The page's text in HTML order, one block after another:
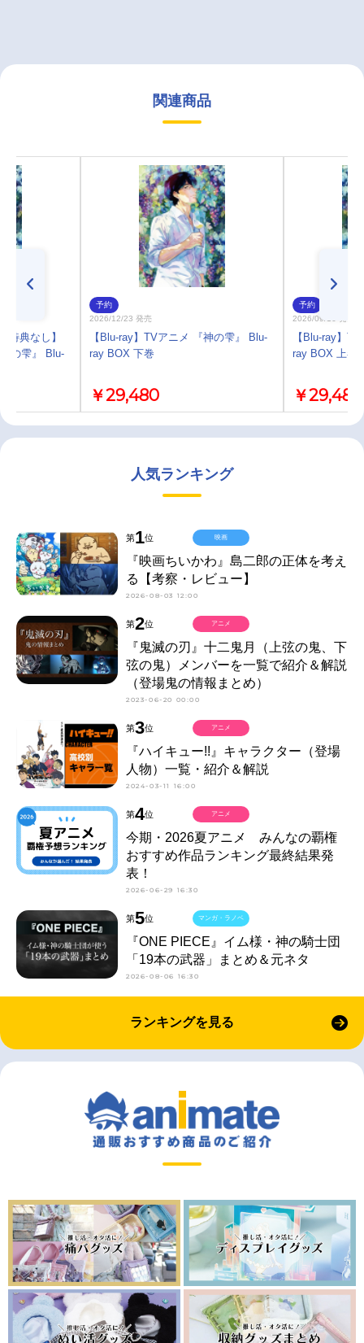
関連商品
特典なし】
の雫』 Blu-
予約
2026/12/23 発売
【Blu-ray】TVアニメ 『神の雫』 Blu-
ray BOX 下巻
￥29,480
予約
2026/09/16 発売
【Blu-ray】
ray BOX 上巻
￥29,480
人気ランキング
第1位
『映画ちいかわ』島二郎の正体を考え
る【考察・レビュー】
2026-08-03 12:00
映画
第2位
『鬼滅の刃』十二鬼月（上弦の鬼、下
弦の鬼）メンバーを一覧で紹介＆解説
（登場鬼の情報まとめ）
2023-06-20 00:00
アニメ
第3位
『ハイキュー!!』キャラクター（登場
人物）一覧・紹介＆解説
2024-03-11 16:00
アニメ
第4位
今期・2026夏アニメ みんなの覇権
おすすめ作品ランキング最終結果発
表！
2026-06-29 16:30
アニメ
第5位
『ONE PIECE』イム様・神の騎士団
「19本の武器」まとめ＆元ネタ
2026-08-06 16:30
マンガ・ラノベ
ランキングを見る